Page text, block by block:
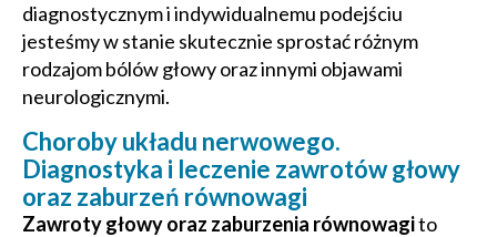
diagnostycznym i indywidualnemu podejściu
jesteśmy w stanie skutecznie sprostać różnym
rodzajom bólów głowy oraz innymi objawami
neurologicznymi.
Choroby układu nerwowego.
Diagnostyka i leczenie zawrotów głowy
oraz zaburzeń równowagi
Zawroty głowy oraz zaburzenia równowagito